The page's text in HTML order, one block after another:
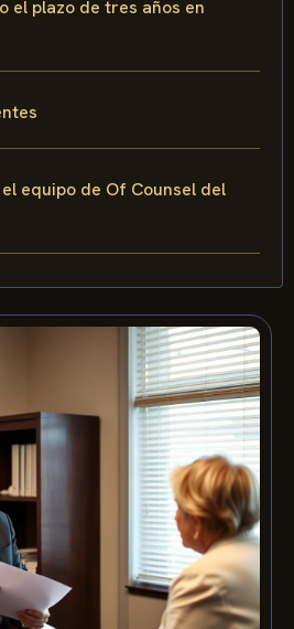
el equipo de Of Counsel del